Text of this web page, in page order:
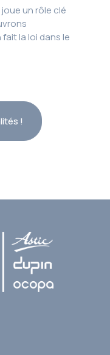
un rôle clé
la loi dans le
!